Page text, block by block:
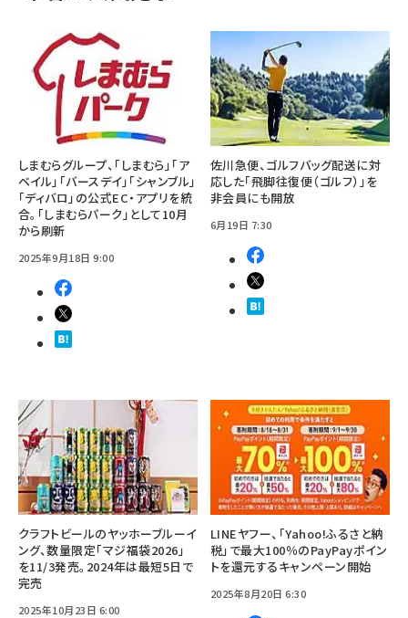
しまむらグループ、「しまむら」「ア
ベイル」「バースデイ」「シャンブル」
「ディバロ」の公式EC・アプリを統
合。「しまむらパーク」として10月
から刷新
2025年9月18日 9:00
佐川急便、ゴルフバッグ配送に対
応した「飛脚往復便（ゴルフ）」を
非会員にも開放
6月19日 7:30
クラフトビールのヤッホーブルーイ
ング、数量限定「マジ福袋2026」
を11/3発売。2024年は最短5日で
完売
2025年10月23日 6:00
LINEヤフー、「Yahoo!ふるさと納
税」で最大100％のPayPayポイン
トを還元するキャンペーン開始
2025年8月20日 6:30